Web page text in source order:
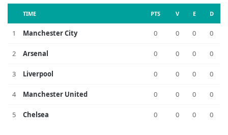
TIME PTS V E D
1 Manchester City 0 0 0 0
2 Arsenal 0 0 0 0
3 Liverpool 0 0 0 0
4 Manchester United 0 0 0 0
5 Chelsea 0 0 0 0